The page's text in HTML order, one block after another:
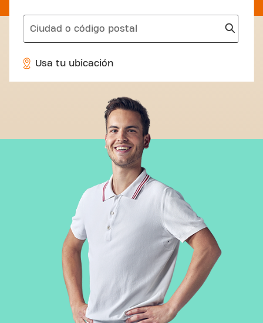
search
Usa tu ubicación